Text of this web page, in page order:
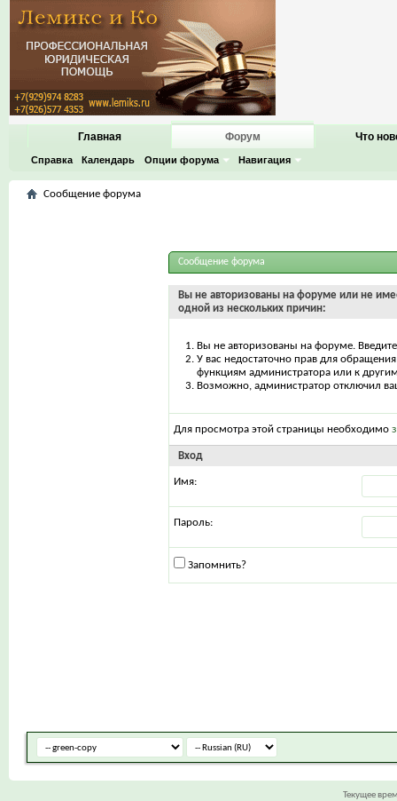
Главная Форум
Справка Календарь Опции форума Навигация
Что
Сообщение форума
Сообщение форума
Вы не авторизованы на форуме или не
одной из нескольких причин:
Вы не авторизованы на форуме.
У вас недостаточно прав для
функциям администратора или к
Возможно, администратор отключил
Для просмотра этой страницы необходимо
Вход
Имя:
Пароль:
Запомнить?
Текущее